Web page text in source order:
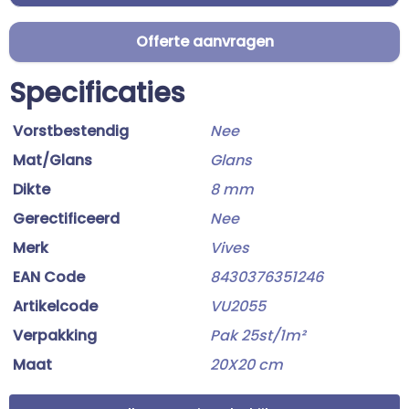
Offerte aanvragen
Specificaties
Vorstbestendig
Nee
Mat/Glans
Glans
Dikte
8 mm
Gerectificeerd
Nee
Merk
Vives
EAN Code
8430376351246
Artikelcode
VU2055
Verpakking
Pak 25st/1m²
Maat
20X20 cm